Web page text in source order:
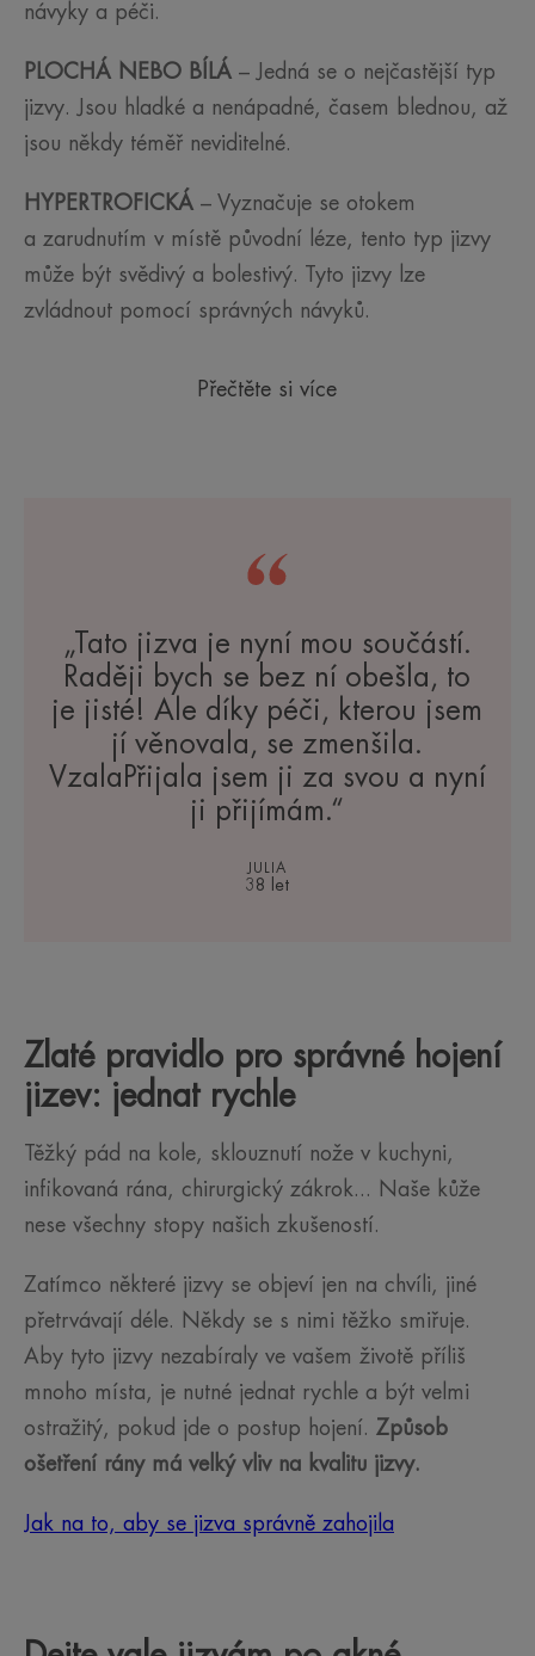
návyky a péči.
PLOCHÁ NEBO BÍLÁ – Jedná se o nejčastější typ
jizvy. Jsou hladké a nenápadné, časem blednou, až
jsou někdy téměř neviditelné.
HYPERTROFICKÁ – Vyznačuje se otokem
a zarudnutím v místě původní léze, tento typ jizvy
může být svědivý a bolestivý. Tyto jizvy lze
zvládnout pomocí správných návyků.
Přečtěte si více
„Tato jizva je nyní mou součástí.
Raději bych se bez ní obešla, to
je jisté! Ale díky péči, kterou jsem
jí věnovala, se zmenšila.
VzalaPřijala jsem ji za svou a nyní
ji přijímám.“
JULIA
38 let
Zlaté pravidlo pro správné hojení
jizev: jednat rychle
Těžký pád na kole, sklouznutí nože v kuchyni,
infikovaná rána, chirurgický zákrok... Naše kůže
nese všechny stopy našich zkušeností.
Zatímco některé jizvy se objeví jen na chvíli, jiné
přetrvávají déle. Někdy se s nimi těžko smiřuje.
Aby tyto jizvy nezabíraly ve vašem životě příliš
mnoho místa, je nutné jednat rychle a být velmi
ostražitý, pokud jde o postup hojení. Způsob
ošetření rány má velký vliv na kvalitu jizvy.
Jak na to, aby se jizva správně zahojila